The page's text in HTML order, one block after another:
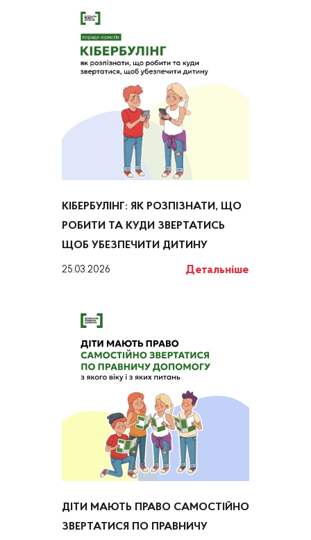
КІБЕРБУЛІНГ: ЯК РОЗПІЗНАТИ, ЩО
РОБИТИ ТА КУДИ ЗВЕРТАТИСЬ
ЩОБ УБЕЗПЕЧИТИ ДИТИНУ
25.03.2026 Детальніше
ДІТИ МАЮТЬ ПРАВО САМОСТІЙНО
ЗВЕРТАТИСЯ ПО ПРАВНИЧУ